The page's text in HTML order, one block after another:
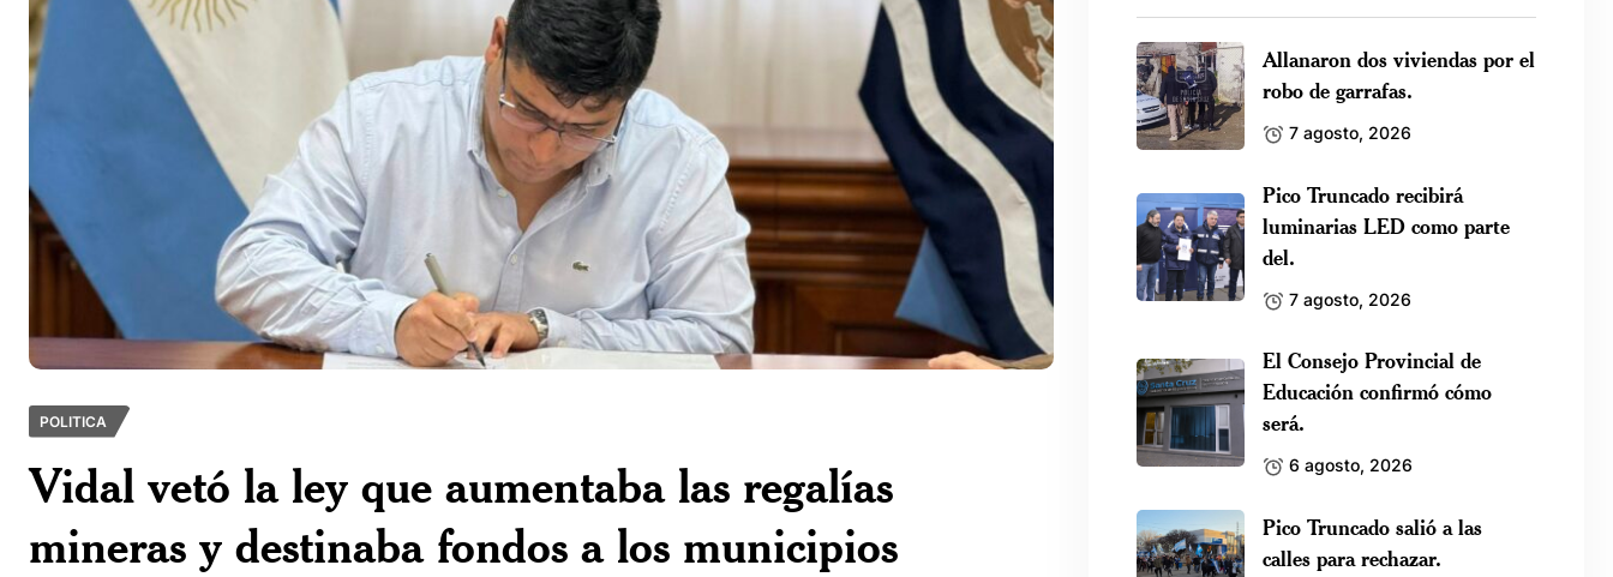
POLITICA
Vidal vetó la ley que aumentaba las regalías
mineras y destinaba fondos a los municipios
Allanaron dos viviendas por el
robo de garrafas.
7 agosto, 2026
Pico Truncado recibirá
luminarias LED como parte
del.
7 agosto, 2026
El Consejo Provincial de
Educación confirmó cómo
será.
6 agosto, 2026
Pico Truncado salió a las
calles para rechazar.